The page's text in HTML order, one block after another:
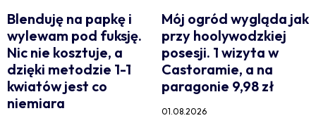
Blenduję na papkę i
wylewam pod fuksję.
Nic nie kosztuje, a
dzięki metodzie 1-1
kwiatów jest co
niemiara
Mój ogród wygląda jak
przy hoolywodzkiej
posesji. 1 wizyta w
Castoramie, a na
paragonie 9,98 zł
01.08.2026